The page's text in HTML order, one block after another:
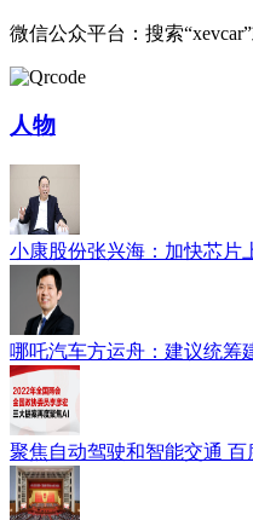
微信公众平台：搜索
人物
小康股份张兴海：加快芯片
哪吒汽车方运舟：建议统筹
聚焦自动驾驶和智能交通